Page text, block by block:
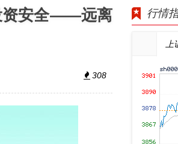
资安全——远离
308
行情
上